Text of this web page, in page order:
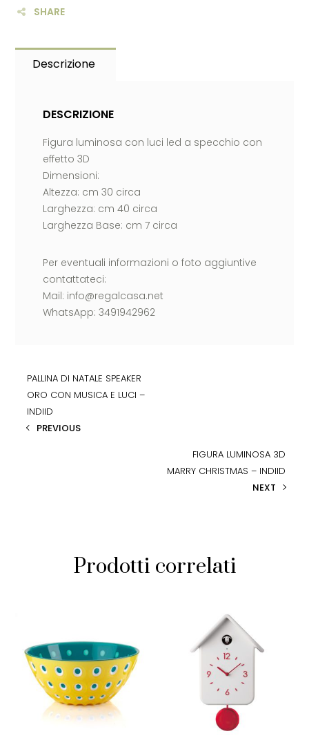
SHARE
Descrizione
DESCRIZIONE
Figura luminosa con luci led a specchio con
effetto 3D
Dimensioni:
Altezza: cm 30 circa
Larghezza: cm 40 circa
Larghezza Base: cm 7 circa
Per eventuali informazioni o foto aggiuntive
contattateci:
Mail: info@regalcasa.net
WhatsApp: 3491942962
PALLINA DI NATALE SPEAKER
ORO CON MUSICA E LUCI –
INDIID
PREVIOUS
FIGURA LUMINOSA 3D
MARRY CHRISTMAS – INDIID
NEXT
Prodotti correlati